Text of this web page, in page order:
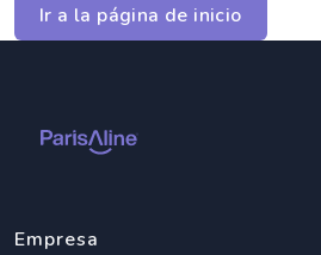
Ir a la página de inicio
Empresa